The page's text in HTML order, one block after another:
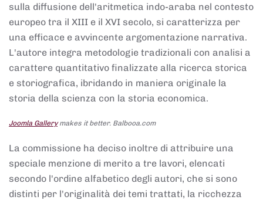
sulla diffusione dell'aritmetica indo-araba nel contesto
europeo tra il XIII e il XVI secolo, si caratterizza per
una efficace e avvincente argomentazione narrativa.
L'autore integra metodologie tradizionali con analisi a
carattere quantitativo finalizzate alla ricerca storica
e storiografica, ibridando in maniera originale la
storia della scienza con la storia economica.
Joomla Gallerymakes it better. Balbooa.com
La commissione ha deciso inoltre di attribuire una
speciale menzione di merito a tre lavori, elencati
secondo l'ordine alfabetico degli autori, che si sono
distinti per l'originalità dei temi trattati, la ricchezza